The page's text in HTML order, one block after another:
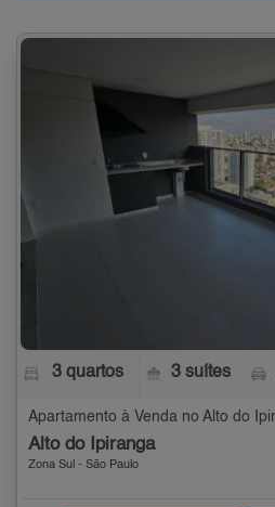
3 quartos 3 suítes
Alto do Ipiranga
Zona Sul - São Paulo